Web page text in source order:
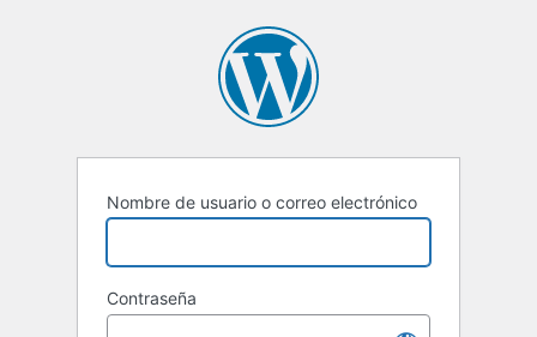
Nombre de usuario o correo electrónico
Contraseña